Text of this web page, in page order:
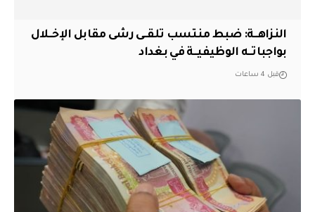
النزاهــة: ضبط منتسب تلقــى رشى مقابل الإخــلال
بواجباتــه الوظيفيــة في بغداد
قبل 4 ساعات